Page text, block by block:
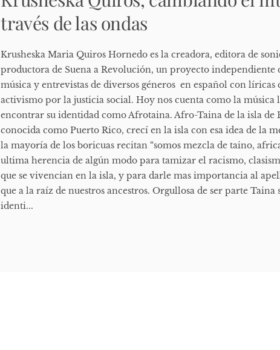
través de las ondas
Krusheska Maria Quiros Hornedo es la creadora, editora de
productora de Suena a Revolución, un proyecto independiente
música y entrevistas de diversos géneros en español con líricas
activismo por la justicia social. Hoy nos cuenta como la música
encontrar su identidad como Afrotaina. Afro-Taina de la isla de
conocida como Puerto Rico, crecí en la isla con esa idea de la
la mayoría de los boricuas recitan “somos mezcla de taino,
ultima herencia de algún modo para tamizar el racismo,
que se vivencian en la isla, y para darle mas importancia al
que a la raíz de nuestros ancestros. Orgullosa de ser parte Taina
identi...